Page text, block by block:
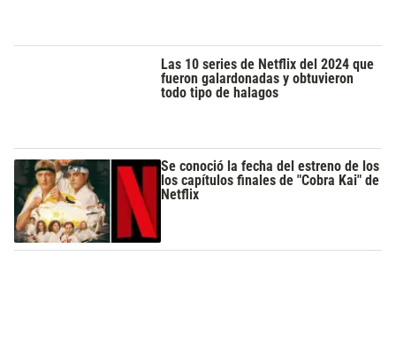
Las 10 series de Netflix del 2024 que
fueron galardonadas y obtuvieron
todo tipo de halagos
Se conoció la fecha del estreno de los
los capítulos finales de "Cobra Kai" de
Netflix